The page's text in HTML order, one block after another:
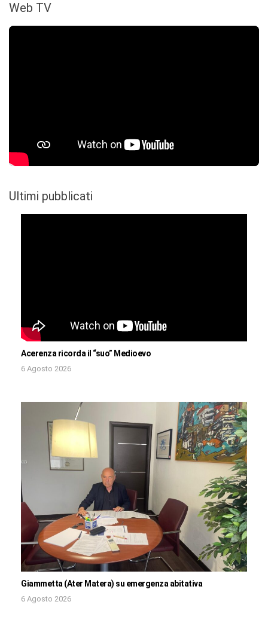
Web TV
Ultimi pubblicati
Acerenza ricorda il “suo” Medioevo
6 Agosto 2026
Giammetta (Ater Matera) su emergenza abitativa
6 Agosto 2026